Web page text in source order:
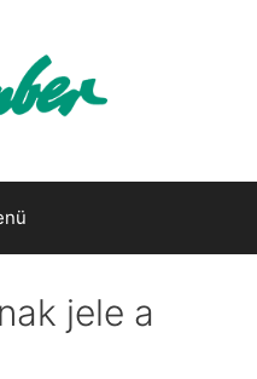
jele a